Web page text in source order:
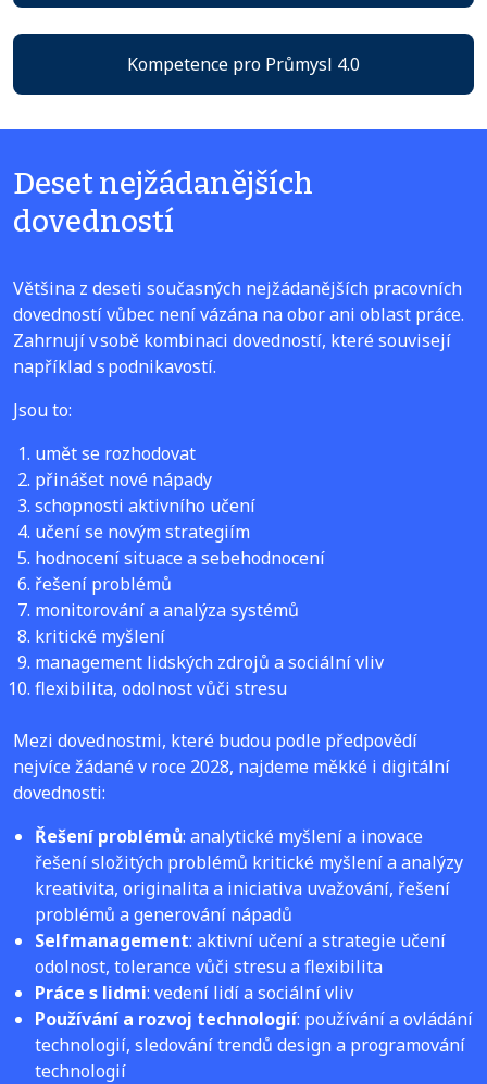
Kompetence pro Průmysl 4.0
Deset nejžádanějších
dovedností
Většina z deseti současných nejžádanějších pracovních
dovedností vůbec není vázána na obor ani oblast práce.
Zahrnují v sobě kombinaci dovedností, které souvisejí
například s podnikavostí.
Jsou to:
umět se rozhodovat
přinášet nové nápady
schopnosti aktivního učení
učení se novým strategiím
hodnocení situace a sebehodnocení
řešení problémů
monitorování a analýza systémů
kritické myšlení
management lidských zdrojů a sociální vliv
flexibilita, odolnost vůči stresu
Mezi dovednostmi, které budou podle předpovědí
nejvíce žádané v roce 2028, najdeme měkké i digitální
dovednosti:
Řešení problémů: analytické myšlení a inovace
řešení složitých problémů kritické myšlení a analýzy
kreativita, originalita a iniciativa uvažování, řešení
problémů a generování nápadů
Selfmanagement: aktivní učení a strategie učení
odolnost, tolerance vůči stresu a flexibilita
Práce s lidmi: vedení lidí a sociální vliv
Používání a rozvoj technologií: používání a ovládání
technologií, sledování trendů design a programování
technologií